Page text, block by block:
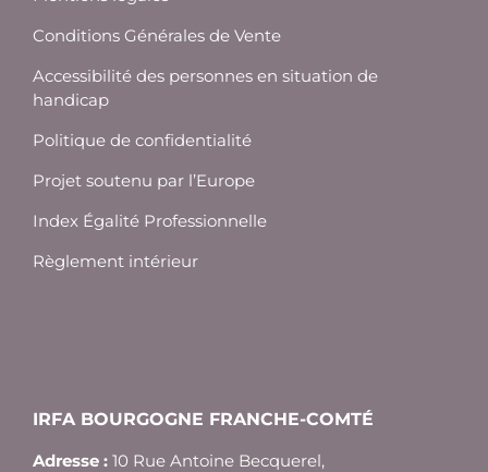
Conditions Générales de Vente
Accessibilité des personnes en situation de
handicap
Politique de confidentialité
Projet soutenu par l’Europe
Index Égalité Professionnelle
Règlement intérieur
IRFA BOURGOGNE FRANCHE-COMTÉ
Adresse : 10 Rue Antoine Becquerel,